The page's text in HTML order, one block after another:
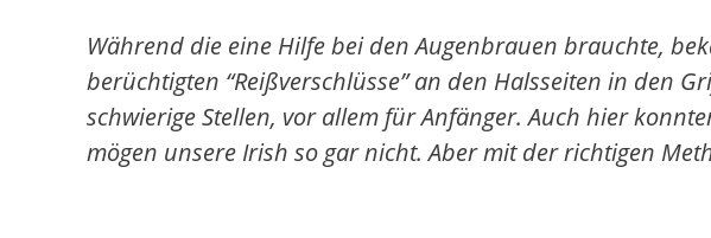
Während die eine Hilfe bei den Augenbrauen brauchte,
berüchtigten “Reißverschlüsse” an den Halsseiten in den
schwierige Stellen, vor allem für Anfänger. Auch hier
mögen unsere Irish so gar nicht. Aber mit der richtigen